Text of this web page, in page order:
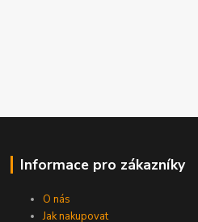
Informace pro zákazníky
O nás
Jak nakupovat